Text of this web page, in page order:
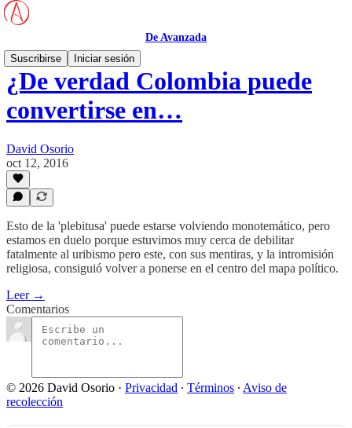
De Avanzada
Suscribirse
Iniciar sesión
¿De verdad Colombia puede
convertirse en…
David Osorio
oct 12, 2016
Esto de la 'plebitusa' puede estarse volviendo monotemático, pero
estamos en duelo porque estuvimos muy cerca de debilitar
fatalmente al uribismo pero este, con sus mentiras, y la intromisión
religiosa, consiguió volver a ponerse en el centro del mapa político.
Leer →
Comentarios
© 2026 David Osorio · Privacidad ∙ Términos ∙ Aviso de
recolección